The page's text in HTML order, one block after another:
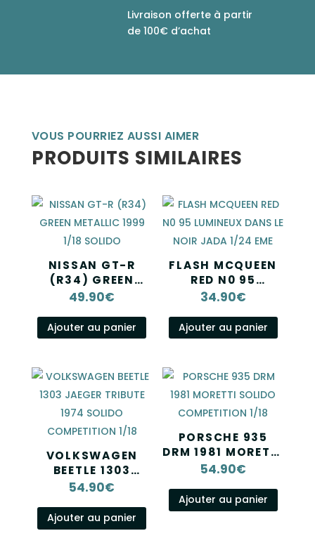
Livraison offerte à partir
de 100€ d’achat
VOUS POURRIEZ AUSSI AIMER
PRODUITS SIMILAIRES
NISSAN GT-R
(R34) GREEN
METALLIC 1999
49.90€
Ajouter au panier
FLASH MCQUEEN
RED N0 95
LUMINEUX DANS
EME
34.90€
Ajouter au panier
VOLKSWAGEN
BEETLE 1303
JAEGER TRIBUTE
COMPETITION
1/18
54.90€
Ajouter au panier
PORSCHE 935
DRM 1981 MORETTI
SOLIDO
1/18
54.90€
Ajouter au panier